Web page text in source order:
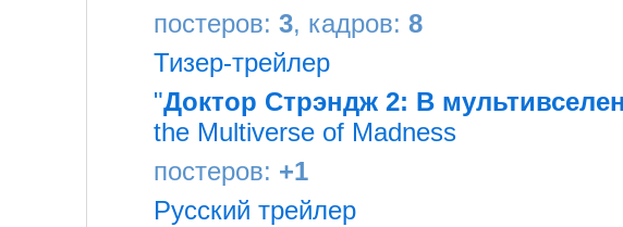
постеров: 3, кадров: 8
Тизер-трейлер
"Доктор Стрэндж 2: В
the Multiverse of Madness
постеров: +1
Русский трейлер